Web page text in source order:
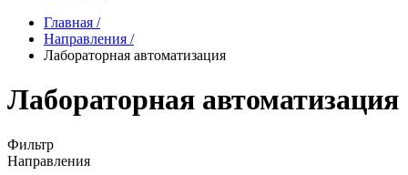
Главная /
Направления /
Лабораторная автоматизация
Лабораторная автоматизация
Фильтр
Направления